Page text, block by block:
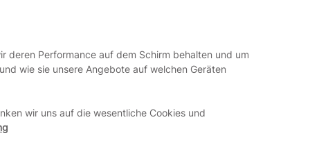
deren Performance auf dem Schirm behalten und um
wie sie unsere Angebote auf welchen Geräten
wir uns auf die wesentliche Cookies und